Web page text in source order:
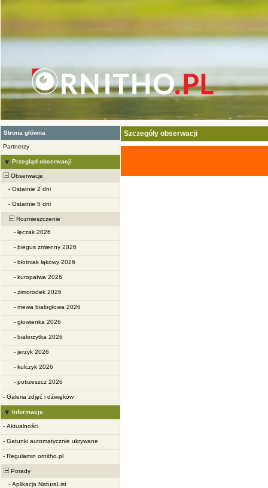
Strona główna
Partnerzy
Przegląd obserwacji
Obserwacje
- Ostatnie 2 dni
- Ostatnie 5 dni
Rozmieszczenie
- łęczak 2026
- biegus zmienny 2026
- błotniak łąkowy 2026
- kuropatwa 2026
- zimorodek 2026
- mewa białogłowa 2026
- głowienka 2026
- białorzytka 2026
- jerzyk 2026
- kulczyk 2026
- potrzeszcz 2026
- Galeria zdjęć i dźwięków
Informacje
- Aktualności
- Gatunki automatycznie ukrywane
- Regulamin ornitho.pl
Porady
- Aplikacja NaturaList
Szczegóły obserwacji